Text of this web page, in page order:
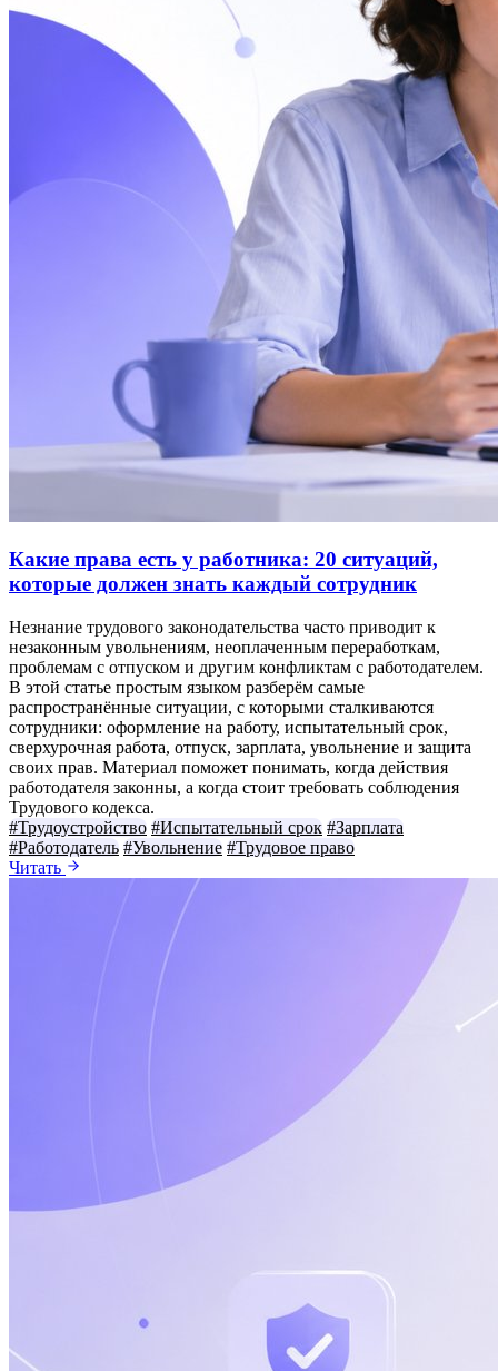
Какие права есть у работника: 20 ситуаций,
которые должен знать каждый сотрудник
Незнание трудового законодательства часто приводит к
незаконным увольнениям, неоплаченным переработкам,
проблемам с отпуском и другим конфликтам с работодателем.
В этой статье простым языком разберём самые
распространённые ситуации, с которыми сталкиваются
сотрудники: оформление на работу, испытательный срок,
сверхурочная работа, отпуск, зарплата, увольнение и защита
своих прав. Материал поможет понимать, когда действия
работодателя законны, а когда стоит требовать соблюдения
Трудового кодекса.
#Трудоустройство #Испытательный срок #Зарплата
#Работодатель #Увольнение #Трудовое право
Читать